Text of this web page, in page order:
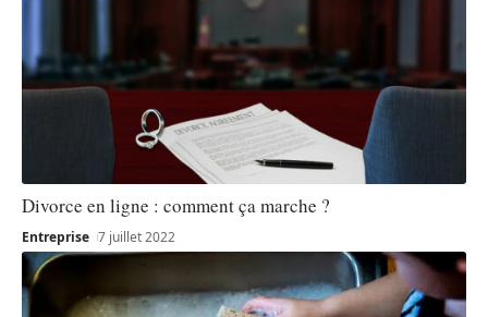
Divorce en ligne : comment ça marche ?
Entreprise 7 juillet 2022